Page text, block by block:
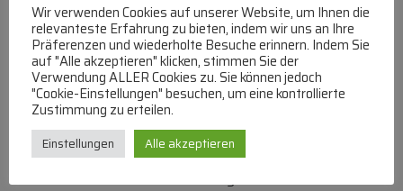
4,7uf-350v Elko Axial 85° 10x18mm
350V Axial Elko 85grad
lieferbar innerhalb von 3 Tagen
Wir verwenden Cookies auf unserer Website, um Ihnen die
relevanteste Erfahrung zu bieten, indem wir uns an Ihre
Präferenzen und wiederholte Besuche erinnern. Indem Sie
auf "Alle akzeptieren" klicken, stimmen Sie der
Verwendung ALLER Cookies zu. Sie können jedoch
"Cookie-Einstellungen" besuchen, um eine kontrollierte
Zustimmung zu erteilen.
Einstellungen Alle akzeptieren